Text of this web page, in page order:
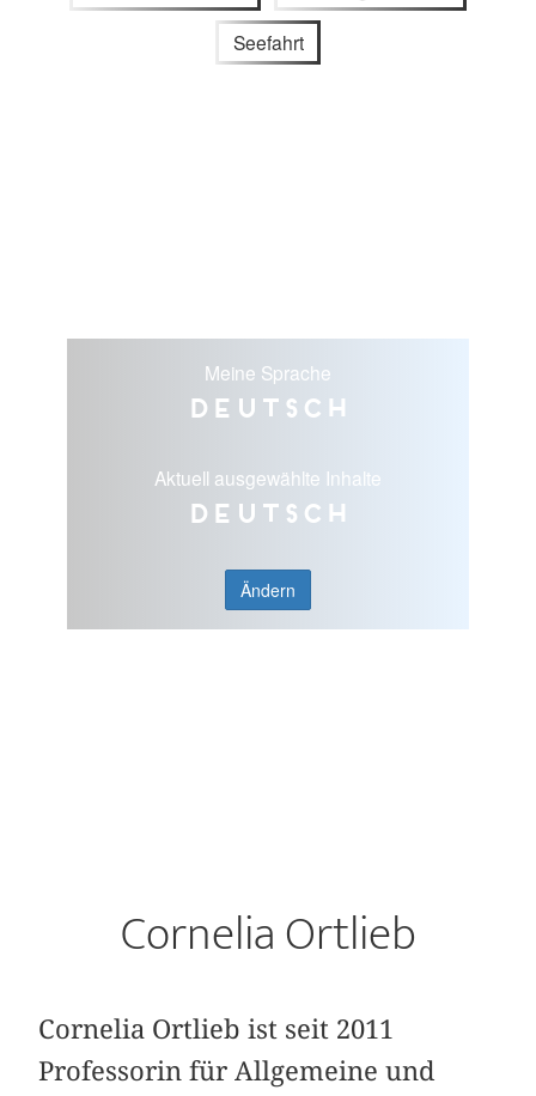
Seefahrt
Meine Sprache
Deutsch
Aktuell ausgewählte Inhalte
Deutsch
Ändern
Cornelia Ortlieb
Cornelia Ortlieb ist seit 2011
Professorin für Allgemeine und